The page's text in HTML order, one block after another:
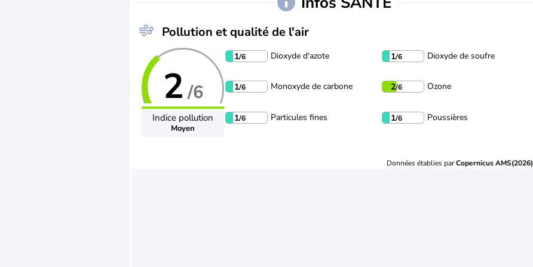
Pollution et qualité de l'air
2 /6
Indice pollution
Moyen
1/6 Dioxyde d'azote 1/6 Dioxyde de soufre
1/6 Monoxyde de carbone 2/6 Ozone
1/6 Particules fines 1/6 Poussières
Données établies parCopernicus AMS(2026)